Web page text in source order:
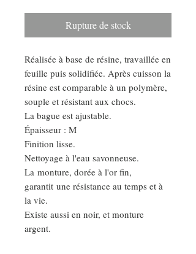
Rupture de stock
Réalisée à base de résine, travaillée en
feuille puis solidifiée. Après cuisson la
résine est comparable à un polymère,
souple et résistant aux chocs.
La bague est ajustable.
Épaisseur : M
Finition lisse.
Nettoyage à l'eau savonneuse.
La monture, dorée à l'or fin,
garantit une résistance au temps et à
la vie.
Existe aussi en noir, et monture
argent.